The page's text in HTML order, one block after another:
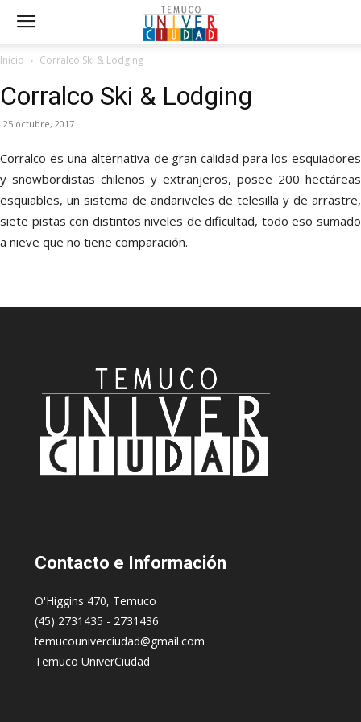
Inicio Corralco Ski & Lodging
Corralco Ski & Lodging
25 octubre, 2017
Corralco es una alternativa de gran calidad para los esquiadores
y snowbordistas chilenos y extranjeros, posee 200 hectáreas
esquiables, un sistema de andariveles de telesilla y de arrastre,
siete pistas con distintos niveles de dificultad, todo eso sumado
a nieve que no tiene comparación.
Contacto e Información
O'Higgins 470, Temuco
(45) 2731435 - 2731436
temucouniverciudad@gmail.com
Temuco UniverCiudad